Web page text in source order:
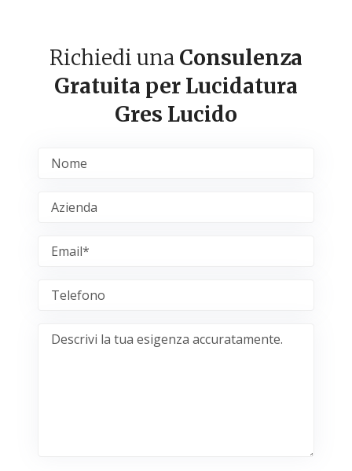
Richiedi una Consulenza
Gratuita per Lucidatura
Gres Lucido